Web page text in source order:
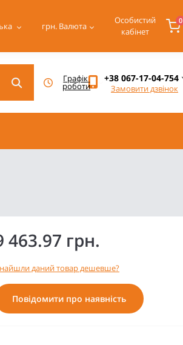
грн. Валюта
Особистий
кабінет
0
Графік
роботи
+38 067-17-04-754
Замовити дзвінок
463.97 грн.
даний товар дешевше?
Повідомити про наявність